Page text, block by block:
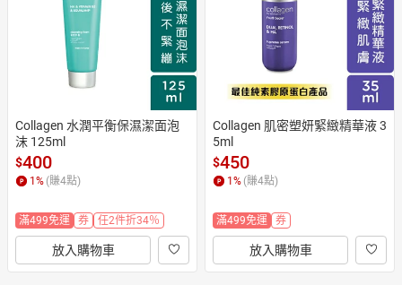
Collagen 水潤平衡保濕潔面泡
沫 125ml
$400
1 % (賺4點)
滿499免運 券 任2件折34％
放入購物車
Collagen 肌密塑妍緊緻精華液 3
5ml
$450
1 % (賺4點)
滿499免運 券
放入購物車